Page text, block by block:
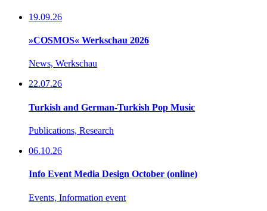
19.09.26
»COSMOS« Werkschau 2026
News, Werkschau
22.07.26
Turkish and German-Turkish Pop Music
Publications, Research
06.10.26
Info Event Media Design October (online)
Events, Information event